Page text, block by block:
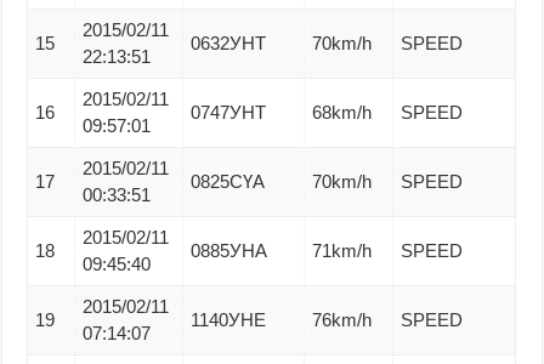
15
2015/02/11
22:13:51
0632УНТ 70km/h SPEED
16
2015/02/11
09:57:01
0747УНТ 68km/h SPEED
17
2015/02/11
00:33:51
0825СҮА 70km/h SPEED
18
2015/02/11
09:45:40
0885УНА 71km/h SPEED
19
2015/02/11
07:14:07
1140УНЕ 76km/h SPEED